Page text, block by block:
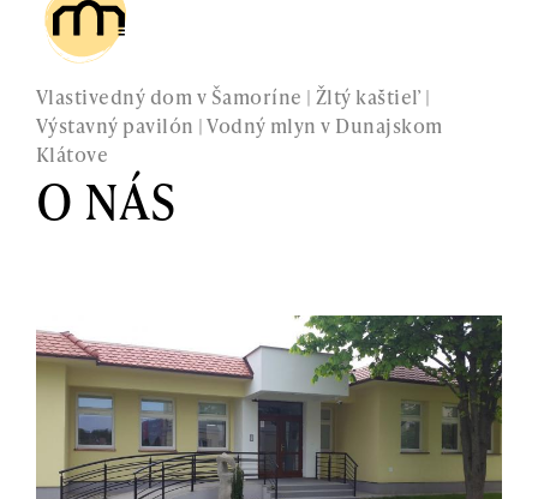
Vlastivedný dom v Šamoríne | Žltý kaštieľ |
Výstavný pavilón | Vodný mlyn v Dunajskom
Klátove
O NÁS